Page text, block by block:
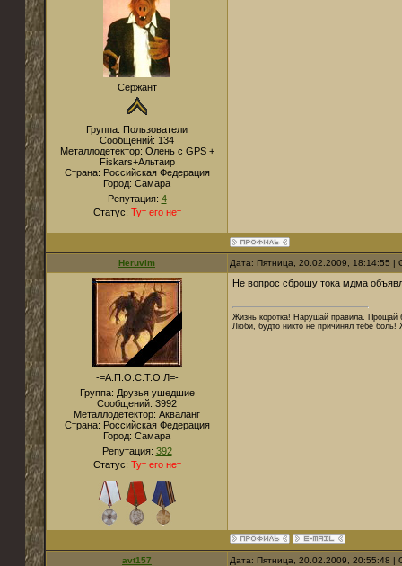
Сержант
Группа: Пользователи
Сообщений: 134
Металлодетектор: Олень с GPS +
Fiskars+Альтаир
Страна: Российская Федерация
Город: Самара
Репутация: 4
Статус: Тут его нет
Heruvim Дата: Пятница, 20.02.2009, 18:14:55
-=А.П.О.С.Т.О.Л=-
Группа: Друзья ушедшие
Сообщений: 3992
Металлодетектор: Акваланг
Страна: Российская Федерация
Город: Самара
Репутация: 392
Статус: Тут его нет
Не вопрос сброшу тока мдма
Жизнь коротка! Нарушай правила. Прощай
Люби, будто никто не причинял тебе
avt157 Дата: Пятница, 20.02.2009, 20:55:48